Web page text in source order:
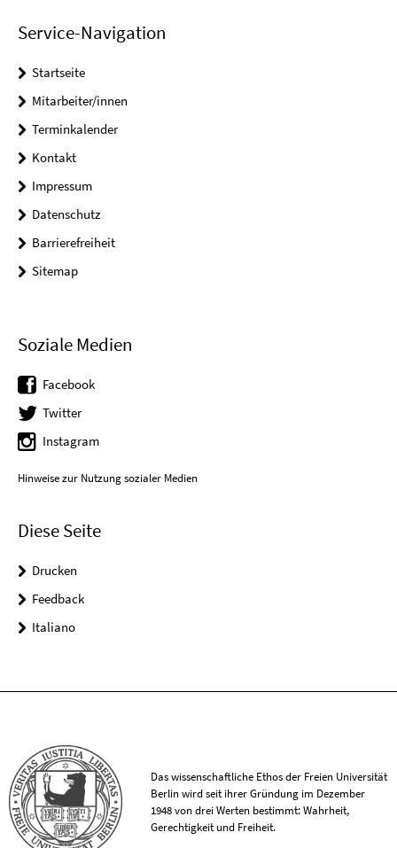
Service-Navigation
Startseite
Mitarbeiter/innen
Terminkalender
Kontakt
Impressum
Datenschutz
Barrierefreiheit
Sitemap
Soziale Medien
Facebook
Twitter
Instagram
Hinweise zur Nutzung sozialer Medien
Diese Seite
Drucken
Feedback
Italiano
Das wissenschaftliche Ethos der Freien Universität
Berlin wird seit ihrer Gründung im Dezember
1948 von drei Werten bestimmt: Wahrheit,
Gerechtigkeit und Freiheit.